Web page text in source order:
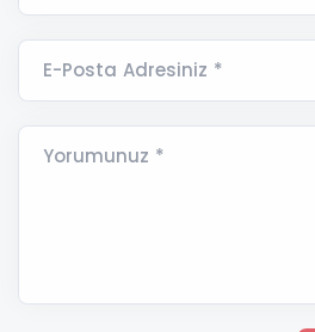
E-Posta Adresiniz *
Yorumunuz *